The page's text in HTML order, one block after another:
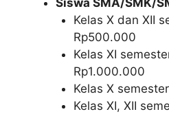
Siswa SMA/SMK/
Kelas X dan XII
Rp500.000
Kelas XI
Rp1.000.000
Kelas X
Kelas XI, XII